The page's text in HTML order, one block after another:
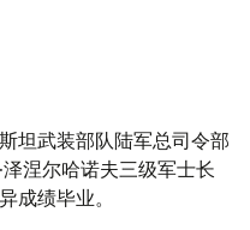
坦武装部队陆军总司令部
涅尔哈诺夫三级军士长
成绩毕业。